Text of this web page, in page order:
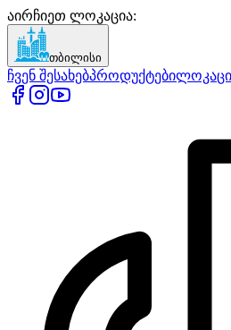
აირჩიეთ ლოკაცია:
თბილისი
ჩვენ შესახებპროდუქტები